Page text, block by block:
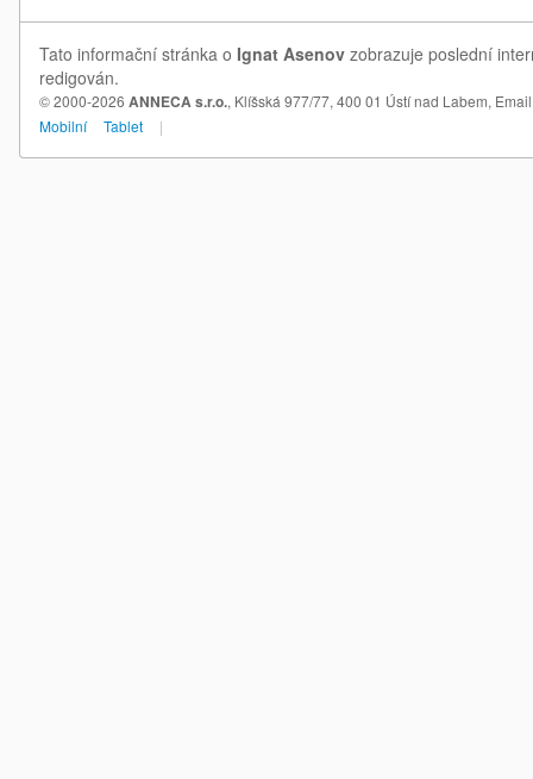
Tato informační stránka o Ignat Asenov zobrazuje poslední
redigován.
© 2000-2026 ANNECA s.r.o., Klíšská 977/77, 400 01 Ústí nad Labem,
Mobilní
Tablet |